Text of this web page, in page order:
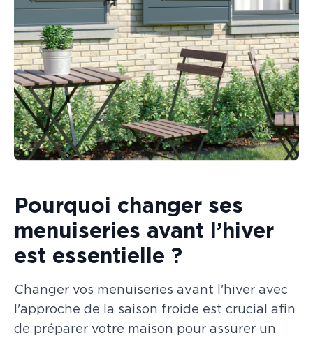
Pourquoi changer ses
menuiseries avant l’hiver
est essentielle ?
Changer vos menuiseries avant l'hiver avec
l'approche de la saison froide est crucial afin
de préparer votre maison pour assurer un